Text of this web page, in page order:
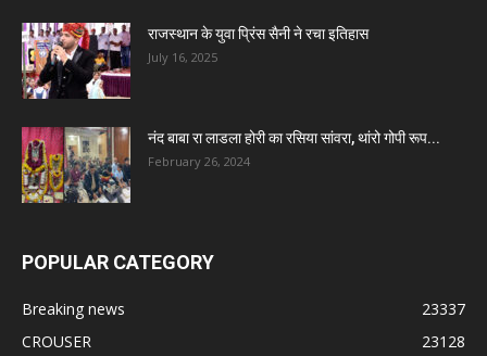
राजस्थान के युवा प्रिंस सैनी ने रचा इतिहास
July 16, 2025
नंद बाबा रा लाडला होरी का रसिया सांवरा, थांरो गोपी रूप...
February 26, 2024
POPULAR CATEGORY
Breaking news
23337
CROUSER
23128